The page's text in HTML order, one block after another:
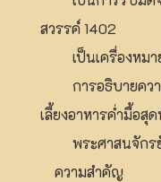
สวรรค์ 1402
เป็นเครื่องหมาย
การอธิบายความ
เลี้ยงอาหารค่ำมื้อสุ
พระศาสนจักรยั
ความสำคัญ